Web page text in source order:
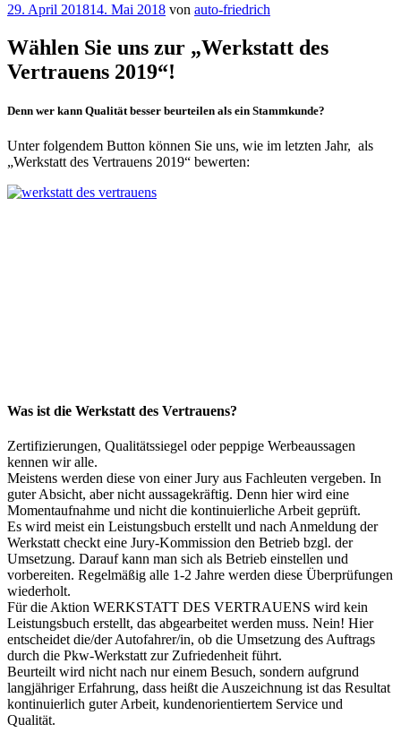
Veröffentlicht
29. April 201814. Mai 2018 von auto-friedrich
Wählen Sie uns zur „Werkstatt des
Vertrauens 2019“!
Denn wer kann Qualität besser beurteilen als ein Stammkunde?
Unter folgendem Button können Sie uns, wie im letzten Jahr, als
„Werkstatt des Vertrauens 2019“ bewerten:
Was ist die Werkstatt des Vertrauens?
Zertifizierungen, Qualitätssiegel oder peppige Werbeaussagen
kennen wir alle.
Meistens werden diese von einer Jury aus Fachleuten vergeben. In
guter Absicht, aber nicht aussagekräftig. Denn hier wird eine
Momentaufnahme und nicht die kontinuierliche Arbeit geprüft.
Es wird meist ein Leistungsbuch erstellt und nach Anmeldung der
Werkstatt checkt eine Jury-Kommission den Betrieb bzgl. der
Umsetzung. Darauf kann man sich als Betrieb einstellen und
vorbereiten. Regelmäßig alle 1-2 Jahre werden diese Überprüfungen
wiederholt.
Für die Aktion WERKSTATT DES VERTRAUENS wird kein
Leistungsbuch erstellt, das abgearbeitet werden muss. Nein! Hier
entscheidet die/der Autofahrer/in, ob die Umsetzung des Auftrags
durch die Pkw-Werkstatt zur Zufriedenheit führt.
Beurteilt wird nicht nach nur einem Besuch, sondern aufgrund
langjähriger Erfahrung, dass heißt die Auszeichnung ist das Resultat
kontinuierlich guter Arbeit, kundenorientiertem Service und
Qualität.